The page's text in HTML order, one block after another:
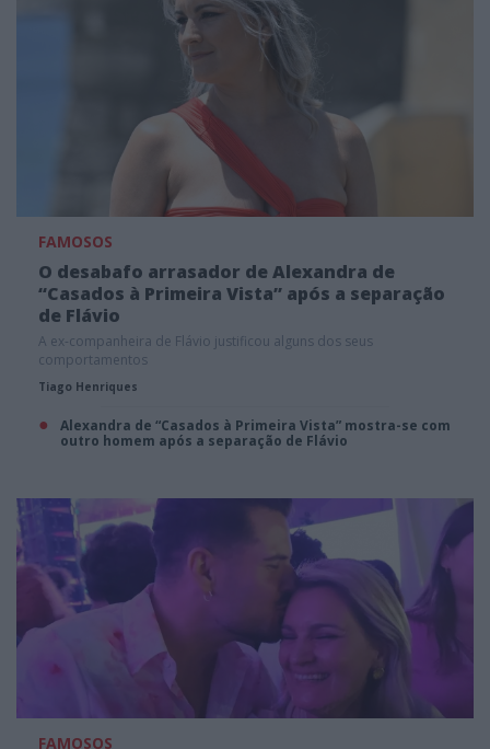
FAMOSOS
O desabafo arrasador de Alexandra de
“Casados à Primeira Vista” após a separação
de Flávio
A ex-companheira de Flávio justificou alguns dos seus
comportamentos
Tiago Henriques
Alexandra de “Casados à Primeira Vista” mostra-se com
outro homem após a separação de Flávio
FAMOSOS